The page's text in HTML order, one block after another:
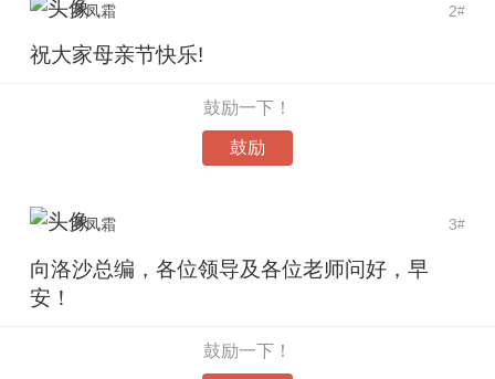
2#
罗凤霜
祝大家母亲节快乐!
鼓励一下！
鼓励
3#
罗凤霜
向洛沙总编，各位领导及各位老师问好，早
安！
鼓励一下！